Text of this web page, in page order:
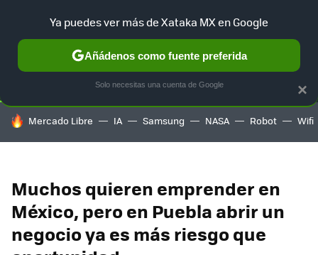
SELECCIÓN GAMING HOME AUTO TERRITORIO
HOY SE HABLA DE
Mercado Libre IA Samsung NASA Robot Wifi
Muchos quieren emprender en
México, pero en Puebla abrir un
negocio ya es más riesgo que
×
Ya puedes ver más de Xataka MX en Google
Añádenos como fuente preferida
Solo necesitas una cuenta de Google